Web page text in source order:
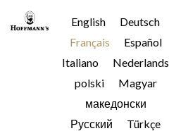
English
Deutsch
Français
Español
Italiano
Nederlands
polski
Magyar
македонски
Русский
Türkçe